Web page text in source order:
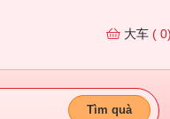
大车 ( 0)
Tìm quà